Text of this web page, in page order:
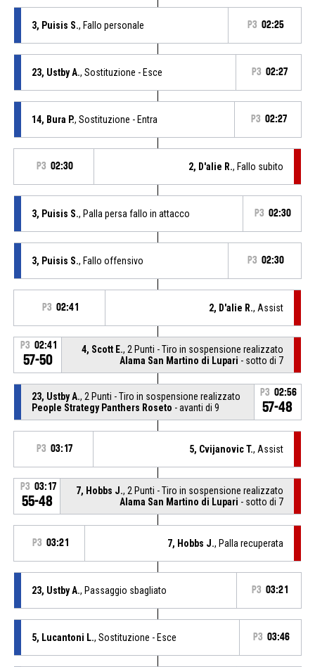
3, Puisis S., Fallo personale P3 02:25
23, Ustby A., Sostituzione - Esce P3 02:27
14, Bura P., Sostituzione - Entra P3 02:27
P3 02:30 2, D'alie R., Fallo subito
3, Puisis S., Palla persa fallo in attacco P3 02:30
3, Puisis S., Fallo offensivo P3 02:30
P3 02:41 2, D'alie R., Assist
P3 02:41
57-50
4, Scott E., 2 Punti - Tiro in sospensione realizzato
Alama San Martino di Lupari - sotto di 7
23, Ustby A., 2 Punti - Tiro in sospensione realizzato
People Strategy Panthers Roseto - avanti di 9
P3 02:56
57-48
P3 03:17 5, Cvijanovic T., Assist
P3 03:17
55-48
7, Hobbs J., 2 Punti - Tiro in sospensione realizzato
Alama San Martino di Lupari - sotto di 7
P3 03:21 7, Hobbs J., Palla recuperata
23, Ustby A., Passaggio sbagliato P3 03:21
5, Lucantoni L., Sostituzione - Esce P3 03:46